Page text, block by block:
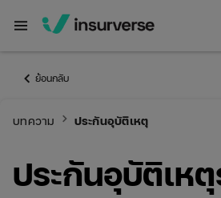
menu
keyboard_arrow_left ย้อนกลับ
บทความ keyboard_arrow_right ประกันอุบัติเหตุ
ประกันอุบัติเห